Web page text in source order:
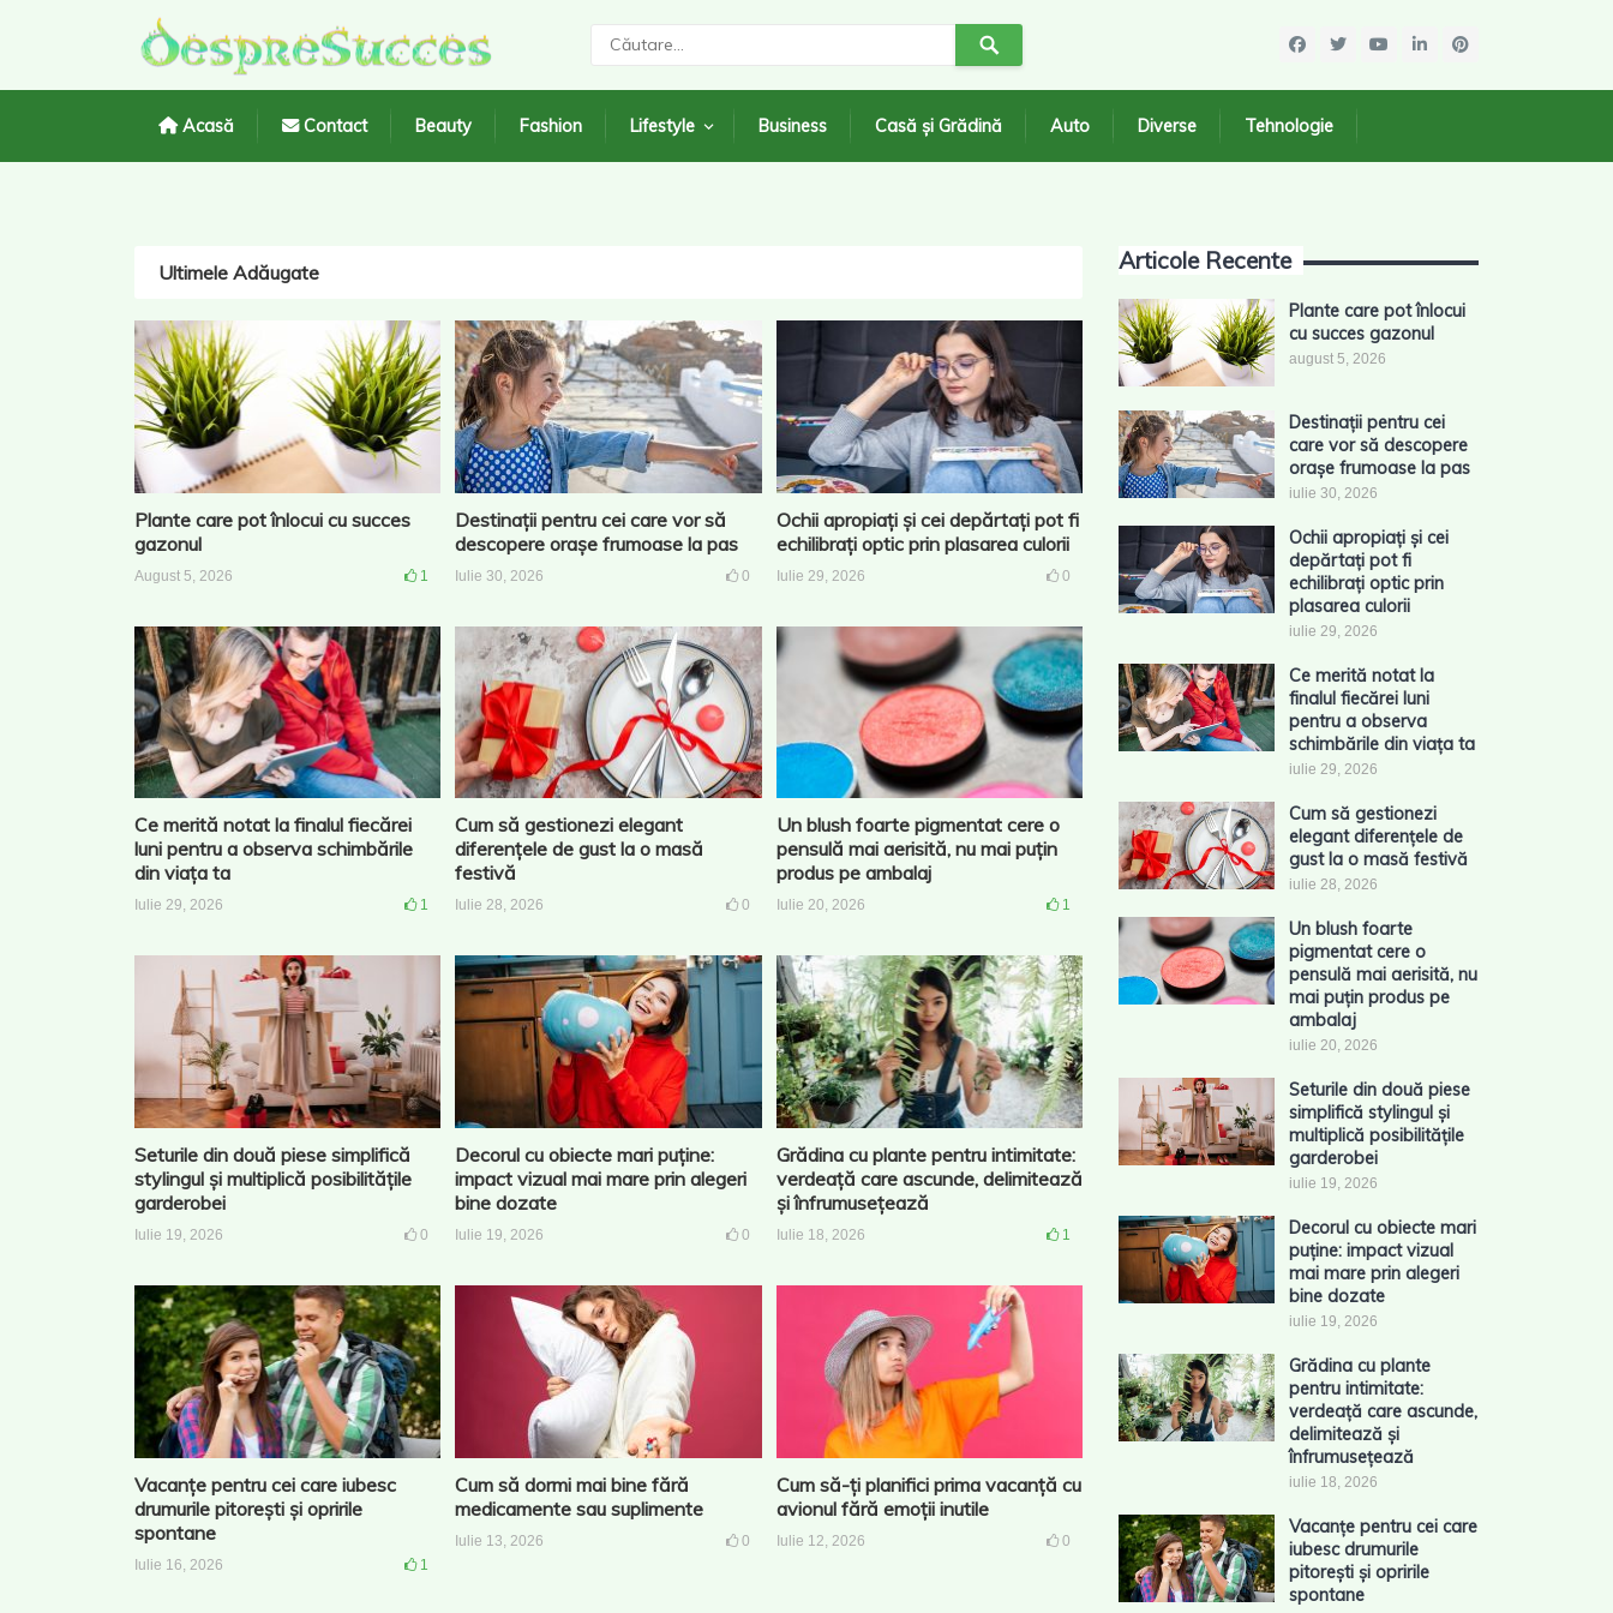
Acasă Contact Beauty Fashion Lifestyle Business Casă și Grădină Auto Diverse Tehnologie
Ultimele Adăugate
Plante care pot înlocui cu succes
gazonul
August 5, 2026 1
Destinații pentru cei care vor să
descopere orașe frumoase la pas
Iulie 30, 2026 0
Ochii apropiați și cei depărtați pot fi
echilibrați optic prin plasarea culorii
Iulie 29, 2026 0
Ce merită notat la finalul fiecărei
luni pentru a observa schimbările
din viața ta
Iulie 29, 2026 1
Cum să gestionezi elegant
diferențele de gust la o masă
festivă
Iulie 28, 2026 0
Un blush foarte pigmentat cere o
pensulă mai aerisită, nu mai puțin
produs pe ambalaj
Iulie 20, 2026 1
Seturile din două piese simplifică
stylingul și multiplică posibilitățile
garderobei
Iulie 19, 2026 0
Decorul cu obiecte mari puține:
impact vizual mai mare prin alegeri
bine dozate
Iulie 19, 2026 0
Grădina cu plante pentru intimitate:
verdeață care ascunde, delimitează
și înfrumusețează
Iulie 18, 2026 1
Vacanțe pentru cei care iubesc
drumurile pitorești și opririle
spontane
Iulie 16, 2026 1
Cum să dormi mai bine fără
medicamente sau suplimente
Iulie 13, 2026 0
Cum să-ți planifici prima vacanță cu
avionul fără emoții inutile
Iulie 12, 2026 0
Articole Recente
Plante care pot înlocui
cu succes gazonul
august 5, 2026
Destinații pentru cei
care vor să descopere
orașe frumoase la pas
iulie 30, 2026
Ochii apropiați și cei
depărtați pot fi
echilibrați optic prin
plasarea culorii
iulie 29, 2026
Ce merită notat la
finalul fiecărei luni
pentru a observa
schimbările din viața ta
iulie 29, 2026
Cum să gestionezi
elegant diferențele de
gust la o masă festivă
iulie 28, 2026
Un blush foarte
pigmentat cere o
pensulă mai aerisită, nu
mai puțin produs pe
ambalaj
iulie 20, 2026
Seturile din două piese
simplifică stylingul și
multiplică posibilitățile
garderobei
iulie 19, 2026
Decorul cu obiecte mari
puține: impact vizual
mai mare prin alegeri
bine dozate
iulie 19, 2026
Grădina cu plante
pentru intimitate:
verdeață care ascunde,
delimitează și
înfrumusețează
iulie 18, 2026
Vacanțe pentru cei care
iubesc drumurile
pitorești și opririle
spontane